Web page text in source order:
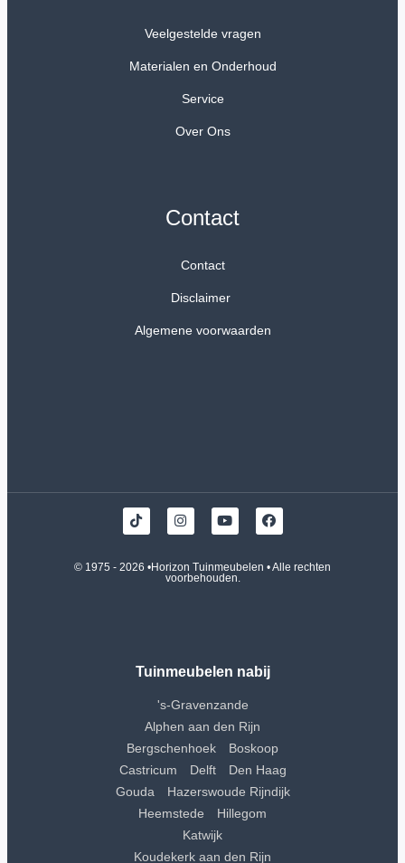
Veelgestelde vragen
Materialen en Onderhoud
Service
Over Ons
Contact
Contact
Disclaimer
Algemene voorwaarden
© 1975 - 2026 •Horizon Tuinmeubelen • Alle rechten
voorbehouden.
Tuinmeubelen nabij
's-Gravenzande
Alphen aan den Rijn
Bergschenhoek
Boskoop
Castricum
Delft
Den Haag
Gouda
Hazerswoude Rijndijk
Heemstede
Hillegom
Katwijk
Koudekerk aan den Rijn